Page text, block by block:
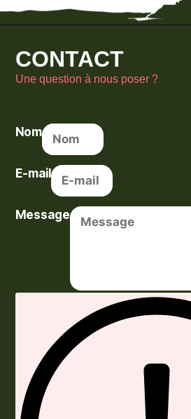
CONTACT
Une question à nous poser ?
Nom
E-mail
Message